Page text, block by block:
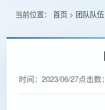
当前位置：首页 > 团队队伍
时间： 2023/06/27点击数：